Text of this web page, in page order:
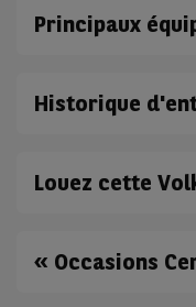
Principaux
Historique
Louez cette
« Occasions